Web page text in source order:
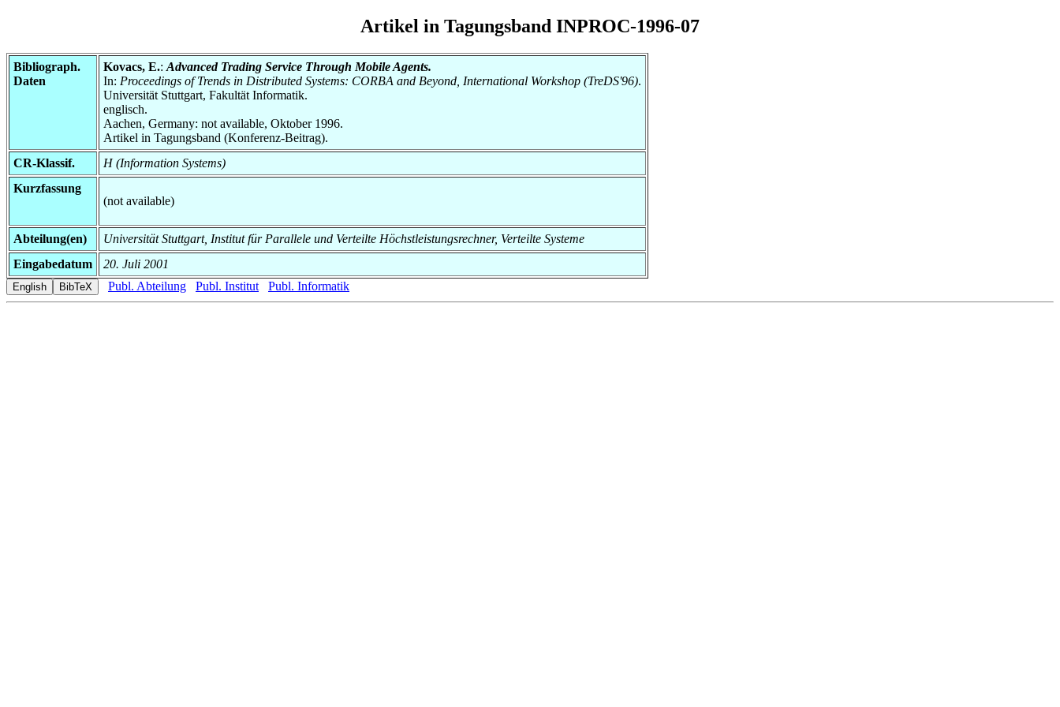
Artikel in Tagungsband INPROC-1996-07
Bibliograph.
Daten
Kovacs, E.: Advanced Trading Service Through Mobile Agents.
In: Proceedings of Trends in Distributed Systems: CORBA and Beyond, International Workshop (TreDS'96).
Universität Stuttgart, Fakultät Informatik.
englisch.
Aachen, Germany: not available, Oktober 1996.
Artikel in Tagungsband (Konferenz-Beitrag).
CR-Klassif.
H (Information Systems)
Kurzfassung
(not available)
Abteilung(en)
Universität Stuttgart, Institut für Parallele und Verteilte Höchstleistungsrechner, Verteilte Systeme
Eingabedatum
20. Juli 2001
Publ. Abteilung
Publ. Institut Publ. Informatik